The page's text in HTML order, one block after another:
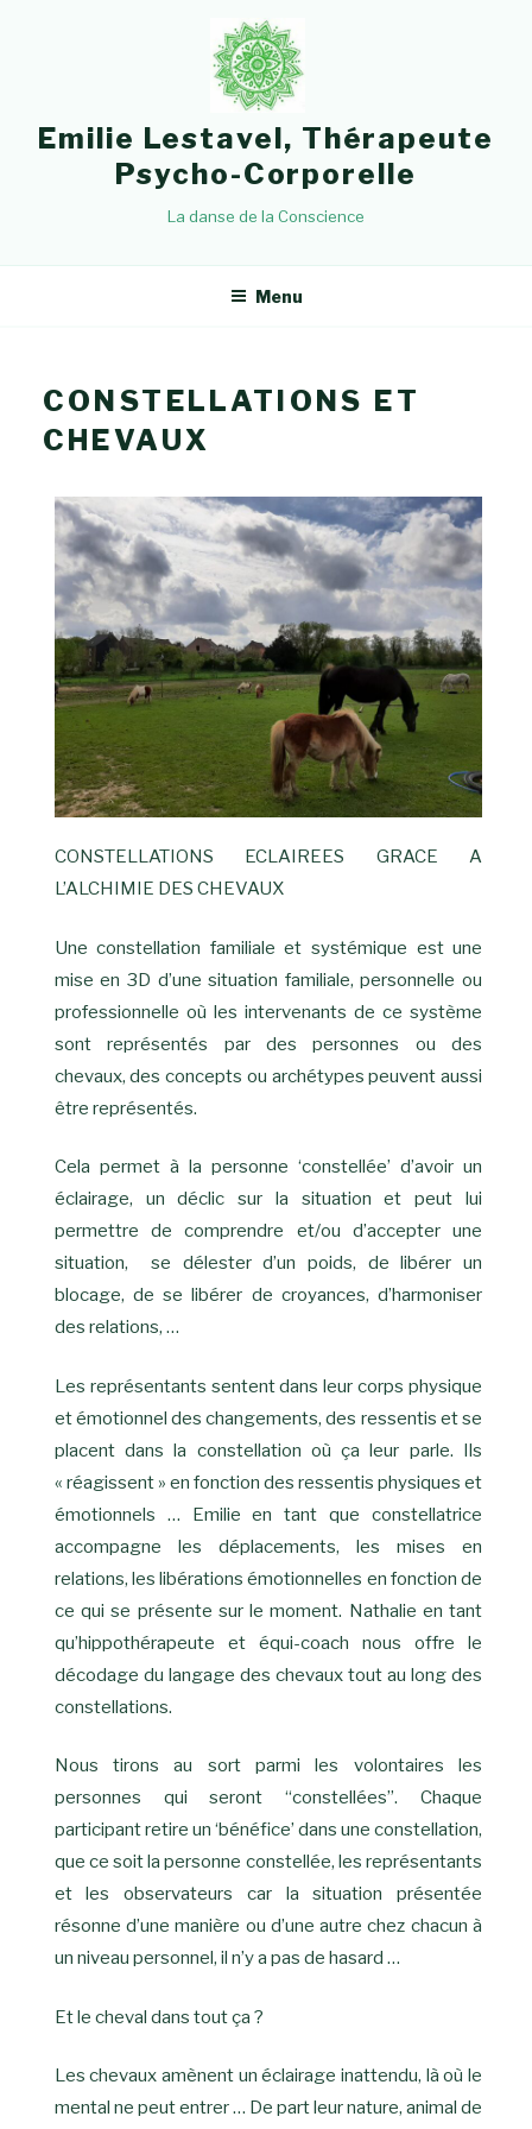
Emilie Lestavel, Thérapeute
Psycho-Corporelle
La danse de la Conscience
Menu
CONSTELLATIONS ET
CHEVAUX
CONSTELLATIONS ECLAIREES GRACE A
L’ALCHIMIE DES CHEVAUX
Une constellation familiale et systémique est une
mise en 3D d’une situation familiale, personnelle ou
professionnelle où les intervenants de ce système
sont représentés par des personnes ou des
chevaux, des concepts ou archétypes peuvent aussi
être représentés.
Cela permet à la personne ‘constellée’ d’avoir un
éclairage, un déclic sur la situation et peut lui
permettre de comprendre et/ou d’accepter une
situation, se délester d’un poids, de libérer un
blocage, de se libérer de croyances, d’harmoniser
des relations, …
Les représentants sentent dans leur corps physique
et émotionnel des changements, des ressentis et se
placent dans la constellation où ça leur parle. Ils
« réagissent » en fonction des ressentis physiques et
émotionnels … Emilie en tant que constellatrice
accompagne les déplacements, les mises en
relations, les libérations émotionnelles en fonction de
ce qui se présente sur le moment. Nathalie en tant
qu’hippothérapeute et équi-coach nous offre le
décodage du langage des chevaux tout au long des
constellations.
Nous tirons au sort parmi les volontaires les
personnes qui seront “constellées”. Chaque
participant retire un ‘bénéfice’ dans une constellation,
que ce soit la personne constellée, les représentants
et les observateurs car la situation présentée
résonne d’une manière ou d’une autre chez chacun à
un niveau personnel, il n’y a pas de hasard …
Et le cheval dans tout ça ?
Les chevaux amènent un éclairage inattendu, là où le
mental ne peut entrer … De part leur nature, animal de